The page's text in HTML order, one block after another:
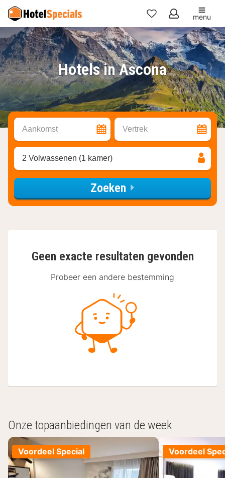
Mijn
favorieten
menu
Hotels in Ascona
Aankomst Vertrek
2 Volwassenen (1 kamer)
Zoeken
Geen exacte resultaten gevonden
Probeer een andere bestemming
Onze topaanbiedingen van de week
Voordeel Special Voordeel